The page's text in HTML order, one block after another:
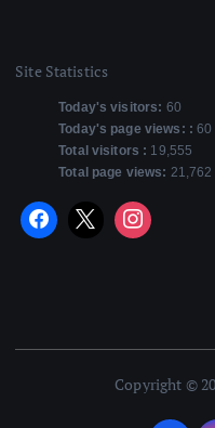
Site Statistics
Today's visitors: 60
Today's page views: :60
Total visitors : 19,555
Total page views: 21,762
Copyright ©